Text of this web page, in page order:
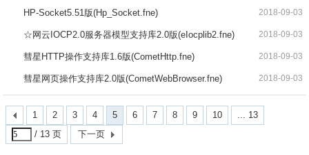
HP-Socket5.51版(Hp_Socket.fne) 2018-09-03
☆网云IOCP2.0服务器模型支持库2.0版(eIocplib2.fne) 2018-09-03
彗星HTTP操作支持库1.6版(CometHttp.fne) 2018-09-03
彗星网页操作支持库2.0版(CometWebBrowser.fne) 2018-09-03
1 2 3 4 5 6 7 8 9 10
... 13
/ 13 页
下一页